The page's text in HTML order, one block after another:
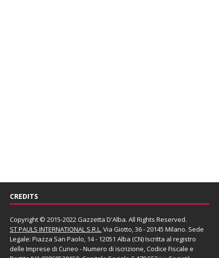
CREDITS
Copyright © 2015-2022 Gazzetta D'Alba. All Rights Reserved.
ST PAULS INTERNATIONAL S.R.L. Via Giotto, 36 - 20145 Milano. Sede
Legale: Piazza San Paolo, 14 - 12051 Alba (CN) Iscritta al registro
delle Imprese di Cuneo - Numero di iscrizione, Codice Fiscale e